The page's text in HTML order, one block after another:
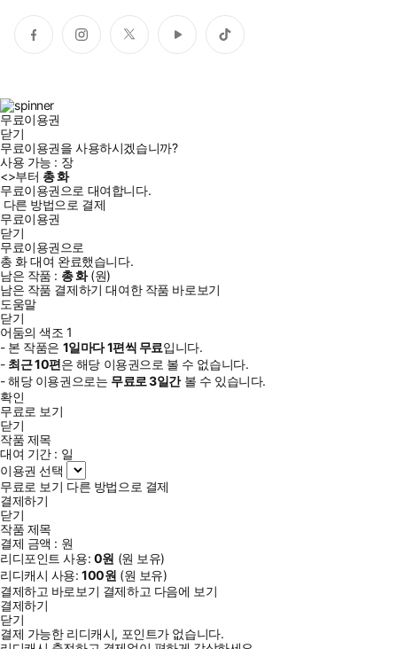
페
이
인
스
트
위
유
튜
틱
톡
무료이용권
닫기
무료이용권을 사용하시겠습니까?
사용 가능 : 장
<>부터 총화
무료이용권으로 대여합니다.
다른 방법으로 결제
무료이용권
닫기
무료이용권으로
총화대여 완료했습니다.
남은 작품 : 총화(원)
남은 작품 결제하기 대여한 작품 바로보기
도움말
닫기
어둠의 색조 1
- 본 작품은 1일마다1편씩 무료입니다.
- 최근10편은 해당 이용권으로 볼 수 없습니다.
- 해당 이용권으로는 무료로3일간볼 수 있습니다.
확인
무료로 보기
닫기
작품 제목
대여 기간 : 일
이용권 선택
무료로 보기 다른 방법으로 결제
결제하기
닫기
작품 제목
결제 금액 : 원
리디포인트 사용: 0원 (원 보유)
리디캐시 사용:100원 (원 보유)
결제하고 바로보기 결제하고 다음에 보기
결제하기
닫기
결제 가능한 리디캐시, 포인트가 없습니다.